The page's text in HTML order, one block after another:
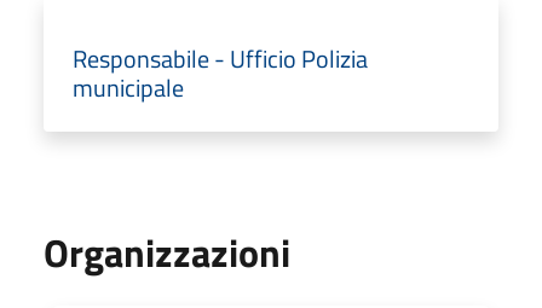
Responsabile - Ufficio Polizia
municipale
Organizzazioni